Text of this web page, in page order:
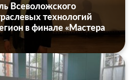
Всеволожского
технологий
в финале «Мастера